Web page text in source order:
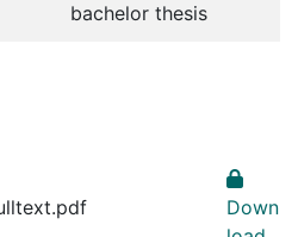
bachelor thesis
Down